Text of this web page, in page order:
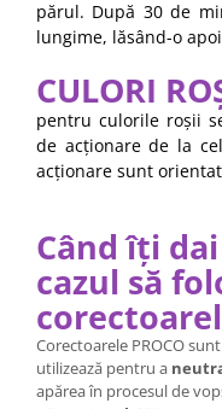
părul. După 30 de
lungime, lăsând-o
CULORI
pentru culorile roșii
de acționare de la
acționare sunt
Când îți
cazul să
Corectoarele PROCO sunt
utilizează pentru a
apărea în procesul de